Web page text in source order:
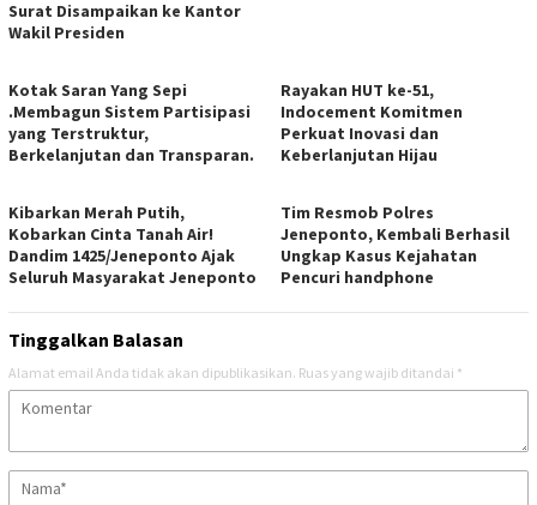
Surat Disampaikan ke Kantor
Wakil Presiden
Kotak Saran Yang Sepi
.Membagun Sistem Partisipasi
yang Terstruktur,
Berkelanjutan dan Transparan.
Rayakan HUT ke-51,
Indocement Komitmen
Perkuat Inovasi dan
Keberlanjutan Hijau
Kibarkan Merah Putih,
Kobarkan Cinta Tanah Air!
Dandim 1425/Jeneponto Ajak
Seluruh Masyarakat Jeneponto
Tim Resmob Polres
Jeneponto, Kembali Berhasil
Ungkap Kasus Kejahatan
Pencuri handphone
Tinggalkan Balasan
Alamat email Anda tidak akan dipublikasikan. Ruas yang wajib ditandai *